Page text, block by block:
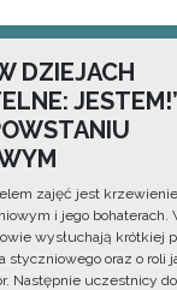
DZIEJACH
zajęć jest
i jego bohaterach.
wysłuchają krótkiej
styczniowego oraz o roli
Następnie uczestnicy